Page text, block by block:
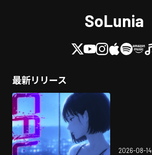
SoLunia
最新リリース
2026-08-14